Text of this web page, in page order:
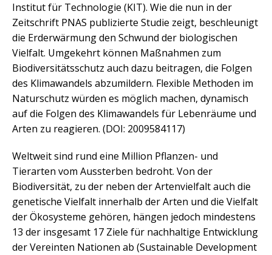
Institut für Technologie (KIT). Wie die nun in der
Zeitschrift PNAS publizierte Studie zeigt, beschleunigt
die Erderwärmung den Schwund der biologischen
Vielfalt. Umgekehrt können Maßnahmen zum
Biodiversitätsschutz auch dazu beitragen, die Folgen
des Klimawandels abzumildern. Flexible Methoden im
Naturschutz würden es möglich machen, dynamisch
auf die Folgen des Klimawandels für Lebenräume und
Arten zu reagieren. (DOI: 2009584117)
Weltweit sind rund eine Million Pflanzen- und
Tierarten vom Aussterben bedroht. Von der
Biodiversität, zu der neben der Artenvielfalt auch die
genetische Vielfalt innerhalb der Arten und die Vielfalt
der Ökosysteme gehören, hängen jedoch mindestens
13 der insgesamt 17 Ziele für nachhaltige Entwicklung
der Vereinten Nationen ab (Sustainable Development